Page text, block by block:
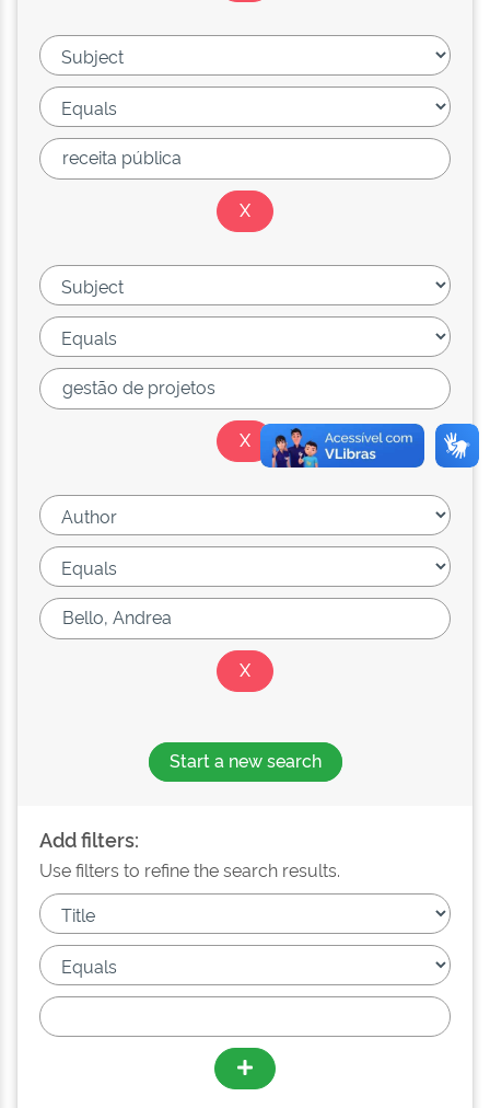
Start a new search
Add filters:
Use filters to refine the search results.